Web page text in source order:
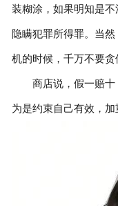
装糊涂，如果明知是不
隐瞒犯罪所得罪。当
机的时候，千万不要贪
商店说，假一赔十
为是约束自己有效，加